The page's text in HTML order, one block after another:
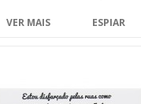
VER MAIS ESPIAR